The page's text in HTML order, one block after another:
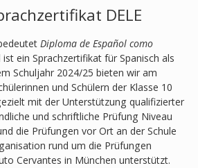
DELE
Diploma de Español como
ist ein Sprachzertifikat für Spanisch als
Schuljahr 2024/25 bieten wir am
und Schülern der Klasse 10
mit der Unterstützung qualifizierter
und schriftliche Prüfung Niveau
die Prüfungen vor Ort an der Schule
rund um die Prüfungen
Cervantes in München unterstützt.